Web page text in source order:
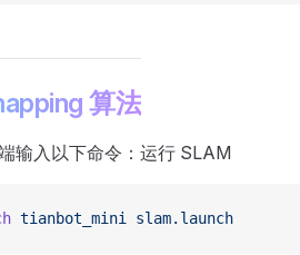
算法
输入以下命令：运行 SLAM
tianbot_mini slam.launch